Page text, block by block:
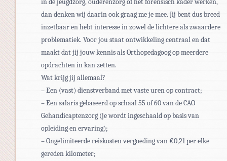
dan denken wij daarin ook graag me je mee. Jij bent dus breed
inzetbaar en hebt interesse in zowel de lichtere als zwaardere
problematiek. Voor jou staat ontwikkeling centraal en dat
maakt dat jij jouw kennis als Orthopedagoog op meerdere
opdrachten in kan zetten.
Wat krijg jij allemaal?
– Een (vast) dienstverband met vaste uren op contract;
– Een salaris gebaseerd op schaal 55 of 60 van de CAO
Gehandicaptenzorg (je wordt ingeschaald op basis van
opleiding en ervaring);
– Ongelimiteerde reiskosten vergoeding van €0,21 per elke
gereden kilometer;